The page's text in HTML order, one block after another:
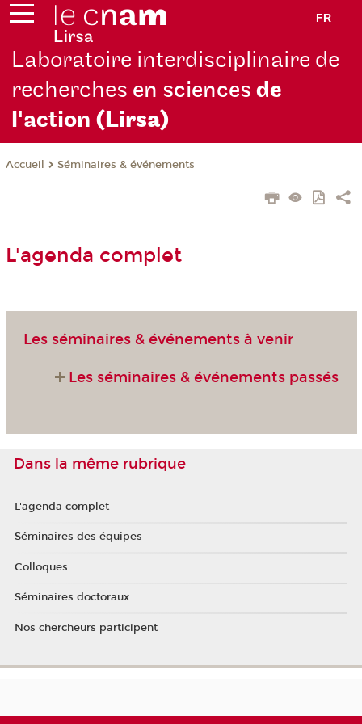
FR
Laboratoire interdisciplinaire de
recherches en sciencesde
l'action (Lirsa)
Accueil Séminaires & événements
L'agenda complet
Les séminaires & événements à venir
Les séminaires & événements passés
Dans la même rubrique
L'agenda complet
Séminaires des équipes
Colloques
Séminaires doctoraux
Nos chercheurs participent